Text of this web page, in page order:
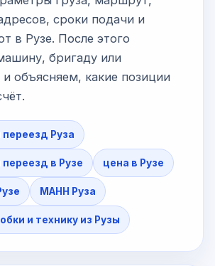
сроки подачи и
в Рузе. После этого
бригаду или
и объясняем, какие позиции
Руза
в Рузе цена в Рузе
МАНН Руза
и технику из Рузы